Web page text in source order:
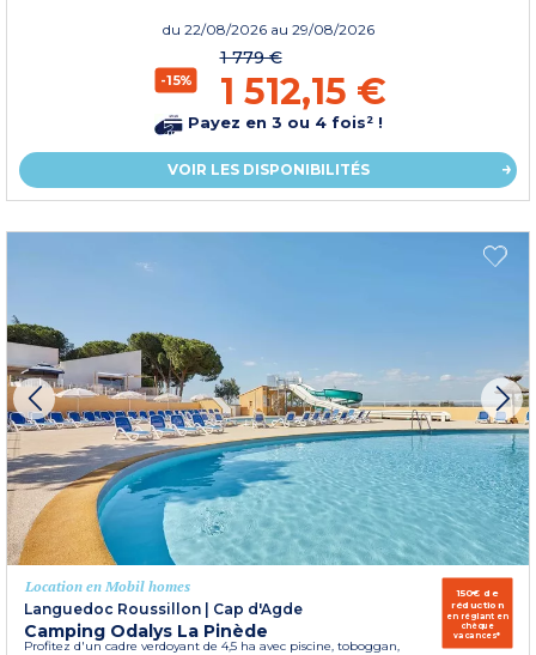
du 22/08/2026 au 29/08/2026
-15%
1 779 €
1 512,15 €
Payez en 3 ou 4 fois² !
VOIR LES DISPONIBILITÉS
Location en Mobil homes
Languedoc Roussillon | Cap d'Agde
Camping Odalys La Pinède
Profitez d'un cadre verdoyant de 4,5 ha avec piscine, toboggan,
150€ de
réduction
en réglant en
chèque
vacances*